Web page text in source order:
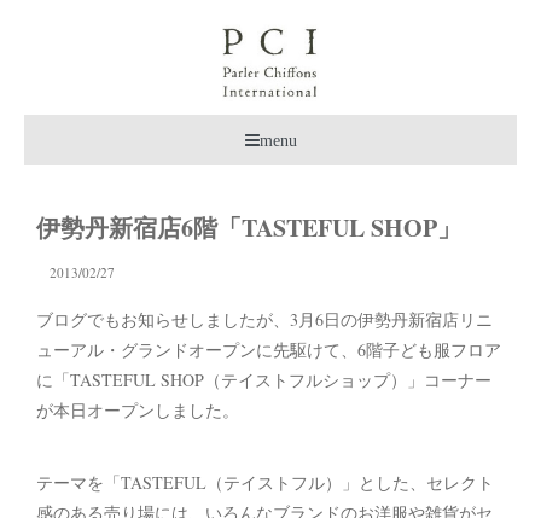
menu
伊勢丹新宿店6階「TASTEFUL SHOP」
2013/02/27
ブログでもお知らせしましたが、3月6日の伊勢丹新宿店リニ
ューアル・グランドオープンに先駆けて、6階子ども服フロア
に「TASTEFUL SHOP（テイストフルショップ）」コーナー
が本日オープンしました。
テーマを「TASTEFUL（テイストフル）」とした、セレクト
感のある売り場には、いろんなブランドのお洋服や雑貨がセ